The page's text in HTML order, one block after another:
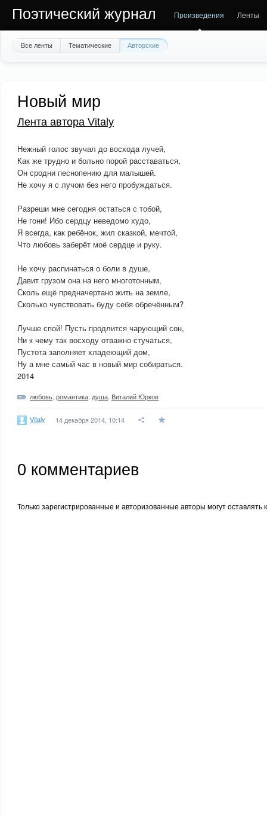
Поэтический журнал Произведения Ленты
Все ленты Тематические Авторские
Новый мир
Лента автора Vitaly
Нежный голос звучал до восхода лучей,
Как же трудно и больно порой расставаться,
Он сродни песнопению для малышей.
Не хочу я с лучом без него пробуждаться.
Разреши мне сегодня остаться с тобой,
Не гони! Ибо сердцу неведомо худо,
Я всегда, как ребёнок, жил сказкой, мечтой,
Что любовь заберёт моё сердце и руку.
Не хочу распинаться о боли в душе,
Давит грузом она на него многотонным,
Сколь ещё предначертано жить на земле,
Сколько чувствовать буду себя обречённым?
Лучше спой! Пусть продлится чарующий сон,
Ни к чему так восходу отважно стучаться,
Пустота заполняет хладеющий дом,
Ну а мне самый час в новый мир собираться.
2014
любовь романтика душа Виталий Юрков
Vitaly 14 декабря 2014, 10:14
0 комментариев
Только зарегистрированные и авторизованные авторы могут оставлять